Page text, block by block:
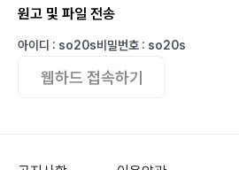
원고 및 파일 전송
아이디 : so20s비밀번호 : so20s
웹하드 접속하기